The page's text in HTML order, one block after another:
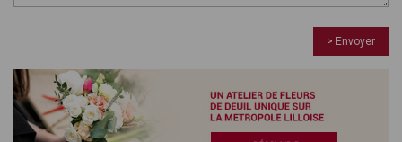
> Envoyer